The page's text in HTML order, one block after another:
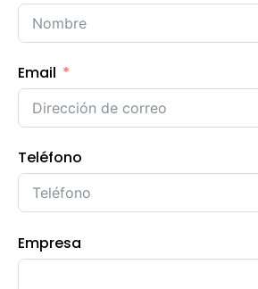
Email
Teléfono
Empresa